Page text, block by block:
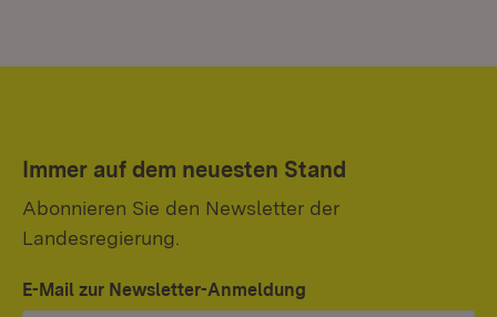
Immer auf dem neuesten Stand
Abonnieren Sie den Newsletter der
Landesregierung.
E-Mail zur Newsletter-Anmeldung